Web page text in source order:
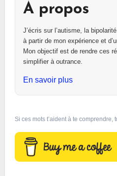
À propos
J’écris sur l’autisme, la
à partir de mon expérience et
Mon objectif est de rendre ces
simplifier à outrance.
En savoir plus
Si ces mots t’aident à te comprendre,